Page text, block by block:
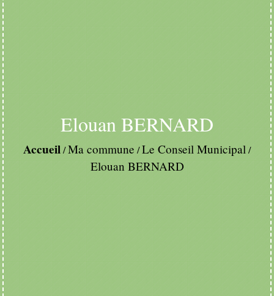
Elouan BERNARD
Accueil/Ma commune /Le Conseil Municipal/
Elouan BERNARD